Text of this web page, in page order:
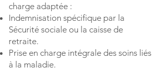
charge adaptée :
Indemnisation spécifique par la
Sécurité sociale ou la caisse de
retraite.
Prise en charge intégrale des soins liés
à la maladie.